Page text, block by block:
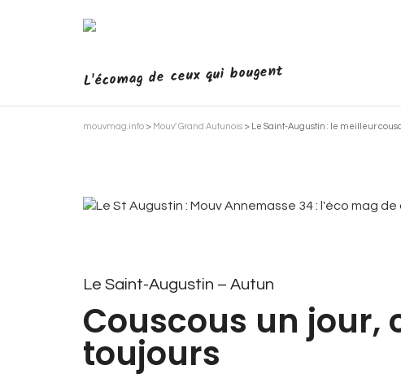
L'écomag de ceux qui bougent
mouvmag.info > Mouv' Grand Autunois > Le Saint-Augustin : le meilleur
Le Saint-Augustin – Autun
Couscous un jour,
toujours